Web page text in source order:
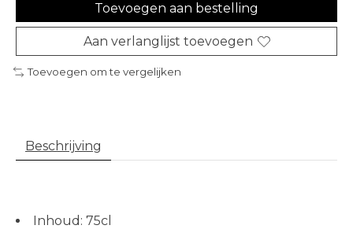
Toevoegen aan bestelling
Aan verlanglijst toevoegen
Toevoegen om te vergelijken
Beschrijving
Inhoud: 75cl